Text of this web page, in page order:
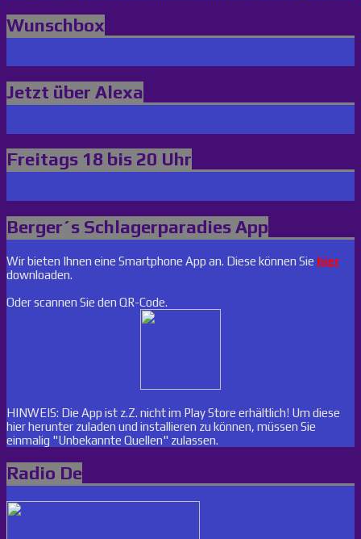
Wunschbox
Jetzt über Alexa
Freitags 18 bis 20 Uhr
Berger´s Schlagerparadies App
Wir bieten Ihnen eine Smartphone App an. Diese können Sie hier
downloaden.
Oder scannen Sie den QR-Code.
HINWEIS: Die App ist z.Z. nicht im Play Store erhältlich! Um diese
hier herunter zuladen und installieren zu können, müssen Sie
einmalig "Unbekannte Quellen" zulassen.
Radio De